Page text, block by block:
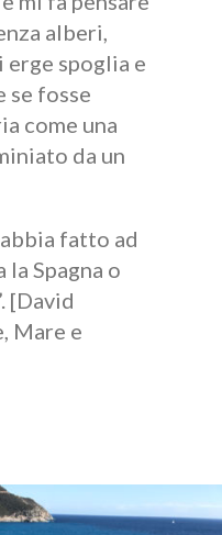
alberi,
erge spoglia e
se fosse
come una
da un
fatto ad
la Spagna o
[David
Mare e